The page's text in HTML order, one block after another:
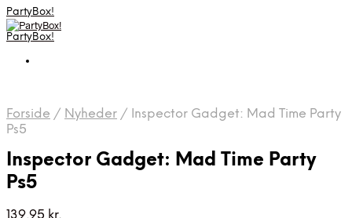
PartyBox!
PartyBox!
Forside / Nyheder / Inspector Gadget: Mad Time Party
Ps5
Inspector Gadget: Mad Time Party
Ps5